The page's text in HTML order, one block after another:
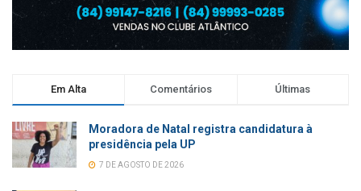
Em Alta Comentários Últimas
Moradora de Natal registra candidatura à
presidência pela UP
7 DE AGOSTO DE 2026